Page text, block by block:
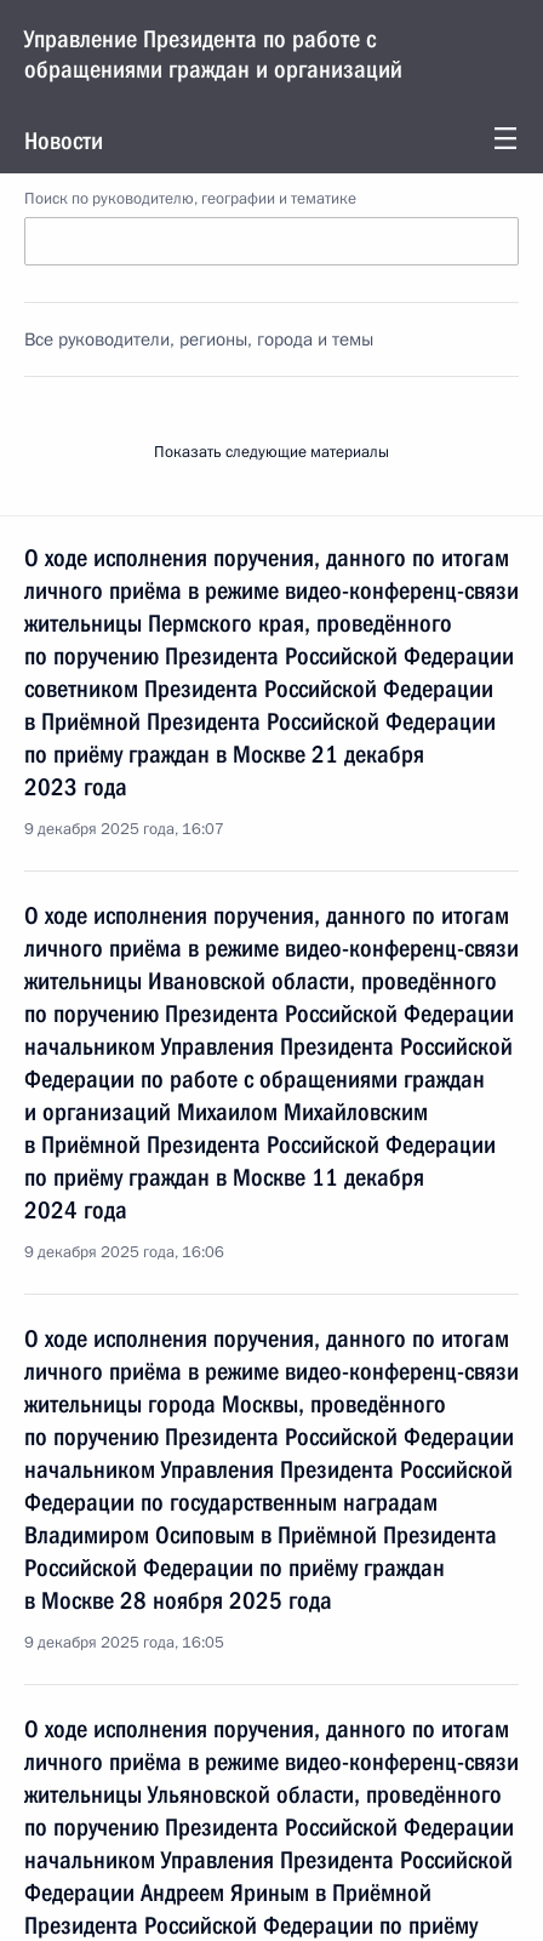
Управление Президента по работе с
обращениями граждан и организаций
Новости
Поиск по руководителю, географии и тематике
Все руководители, регионы, города и темы
Показать следующие материалы
О ходе исполнения поручения, данного по итогам
личного приёма в режиме видео-конференц-связи
жительницы Пермского края, проведённого
по поручению Президента Российской Федерации
советником Президента Российской Федерации
в Приёмной Президента Российской Федерации
по приёму граждан в Москве 21 декабря
2023 года
9 декабря 2025 года, 16:07
О ходе исполнения поручения, данного по итогам
личного приёма в режиме видео-конференц-связи
жительницы Ивановской области, проведённого
по поручению Президента Российской Федерации
начальником Управления Президента Российской
Федерации по работе с обращениями граждан
и организаций Михаилом Михайловским
в Приёмной Президента Российской Федерации
по приёму граждан в Москве 11 декабря
2024 года
9 декабря 2025 года, 16:06
О ходе исполнения поручения, данного по итогам
личного приёма в режиме видео-конференц-связи
жительницы города Москвы, проведённого
по поручению Президента Российской Федерации
начальником Управления Президента Российской
Федерации по государственным наградам
Владимиром Осиповым в Приёмной Президента
Российской Федерации по приёму граждан
в Москве 28 ноября 2025 года
9 декабря 2025 года, 16:05
О ходе исполнения поручения, данного по итогам
личного приёма в режиме видео-конференц-связи
жительницы Ульяновской области, проведённого
по поручению Президента Российской Федерации
начальником Управления Президента Российской
Федерации Андреем Яриным в Приёмной
Президента Российской Федерации по приёму